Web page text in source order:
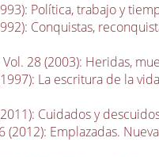
Política, trabajo y
Conquistas,
28 (2003): Heridas,
La escritura de la
Cuidados y
(2012): Emplazadas.